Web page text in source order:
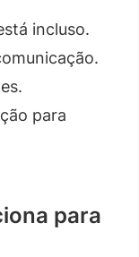
incluso.
para
para